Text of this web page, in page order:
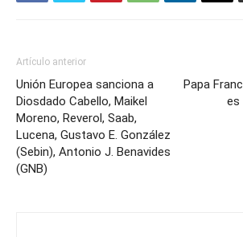
Artículo anterior
Unión Europea sanciona a
Diosdado Cabello, Maikel
Moreno, Reverol, Saab,
Lucena, Gustavo E. González
(Sebin), Antonio J. Benavides
(GNB)
Papa
es